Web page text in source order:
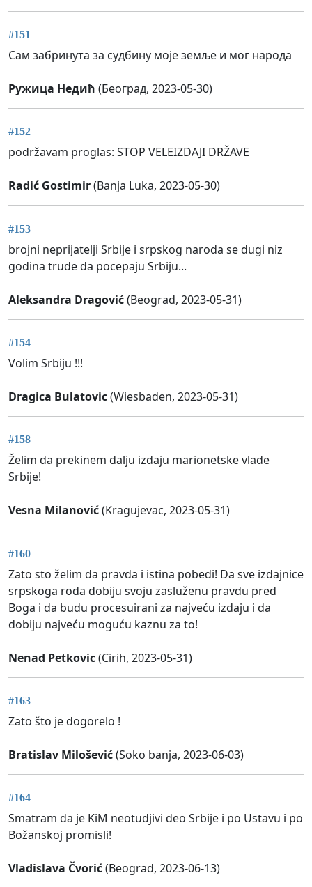
#151
Сам забринута за судбину моје земље и мог народа
Ружица Недић (Београд, 2023-05-30)
#152
podržavam proglas: STOP VELEIZDAJI DRŽAVE
Radić Gostimir(Banja Luka, 2023-05-30)
#153
brojni neprijatelji Srbije i srpskog naroda se dugi niz
godina trude da pocepaju Srbiju...
Aleksandra Dragović(Beograd, 2023-05-31)
#154
Volim Srbiju !!!
Dragica Bulatovic(Wiesbaden, 2023-05-31)
#158
Želim da prekinem dalju izdaju marionetske vlade
Srbije!
Vesna Milanović(Kragujevac, 2023-05-31)
#160
Zato sto želim da pravda i istina pobedi! Da sve izdajnice
srpskoga roda dobiju svoju zasluženu pravdu pred
Boga i da budu procesuirani za najveću izdaju i da
dobiju najveću moguću kaznu za to!
Nenad Petkovic(Cirih, 2023-05-31)
#163
Zato što je dogorelo !
Bratislav Milošević(Soko banja, 2023-06-03)
#164
Smatram da je KiM neotudjivi deo Srbije i po Ustavu i po
Božanskoj promisli!
Vladislava Čvorić(Beograd, 2023-06-13)